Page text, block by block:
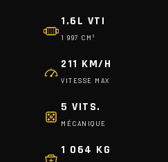
1.6L VTI
1 997 CM³
211 KM/H
VITESSE MAX
5 VITS.
MÉCANIQUE
1 064 KG